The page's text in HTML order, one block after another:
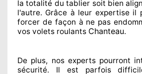
la totalité du tablier soit bien
l'autre. Grâce à leur expertiseil
forcer de façon à ne pas
vos volets roulants Chanteau.
De plus, nos expertspourront
sécurité. Il est parfois